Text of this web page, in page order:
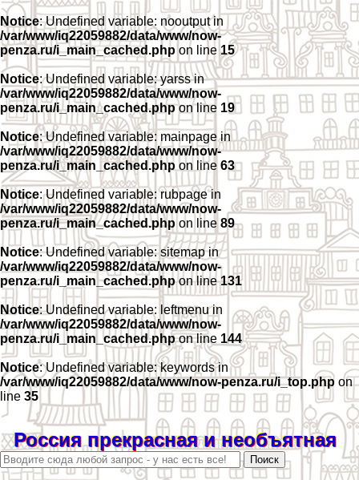
Notice: Undefined variable: nooutput in
/var/www/iq22059882/data/www/now-
penza.ru/i_main_cached.php on line 15
Notice: Undefined variable: yarss in
/var/www/iq22059882/data/www/now-
penza.ru/i_main_cached.phpon line 19
Notice: Undefined variable: mainpage in
/var/www/iq22059882/data/www/now-
penza.ru/i_main_cached.php on line 63
Notice: Undefined variable: rubpage in
/var/www/iq22059882/data/www/now-
penza.ru/i_main_cached.php on line 89
Notice: Undefined variable: sitemap in
/var/www/iq22059882/data/www/now-
penza.ru/i_main_cached.phpon line131
Notice: Undefined variable: leftmenu in
/var/www/iq22059882/data/www/now-
penza.ru/i_main_cached.phpon line 144
Notice: Undefined variable: keywords in
/var/www/iq22059882/data/www/now-penza.ru/i_top.php on
line 35
Россия прекрасная и необъятная